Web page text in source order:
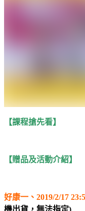
【課程搶先看】
【贈品及活動介紹】
好康一、2019/2/17
機出貨，無法指定)